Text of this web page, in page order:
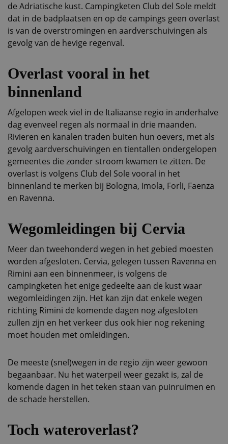
de Adriatische kust. Campingketen Club del Sole meldt
dat in de badplaatsen en op de campings geen overlast
is van de overstromingen en aardverschuivingen als
gevolg van de hevige regenval.
Overlast vooral in het
binnenland
Afgelopen week viel in de Italiaanse regio in anderhalve
dag evenveel regen als normaal in drie maanden.
Rivieren en kanalen traden buiten hun oevers, met als
gevolg aardverschuivingen en tientallen ondergelopen
gemeentes die zonder stroom kwamen te zitten. De
overlast is volgens Club del Sole vooral in het
binnenland te merken bij Bologna, Imola, Forli, Faenza
en Ravenna.
Wegomleidingen bij Cervia
Meer dan tweehonderd wegen in het gebied moesten
worden afgesloten. Cervia, gelegen tussen Ravenna en
Rimini aan een binnenmeer, is volgens de
campingketen het enige gedeelte aan de kust waar
wegomleidingen zijn. Het kan zijn dat enkele wegen
richting Rimini de komende dagen nog afgesloten
zullen zijn en het verkeer dus ook hier nog rekening
moet houden met omleidingen.
De meeste (snel)wegen in de regio zijn weer gewoon
begaanbaar. Nu het waterpeil weer gezakt is, zal de
komende dagen in het teken staan van puinruimen en
de schade herstellen.
Toch wateroverlast?